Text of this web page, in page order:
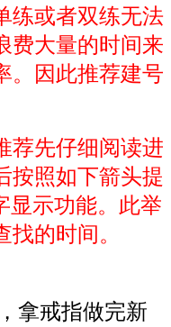
练或者双练无法
费大量的时间来
。因此推荐建号
荐先仔细阅读进
按照如下箭头提
显示功能。此举
的时间。
拿戒指做完新